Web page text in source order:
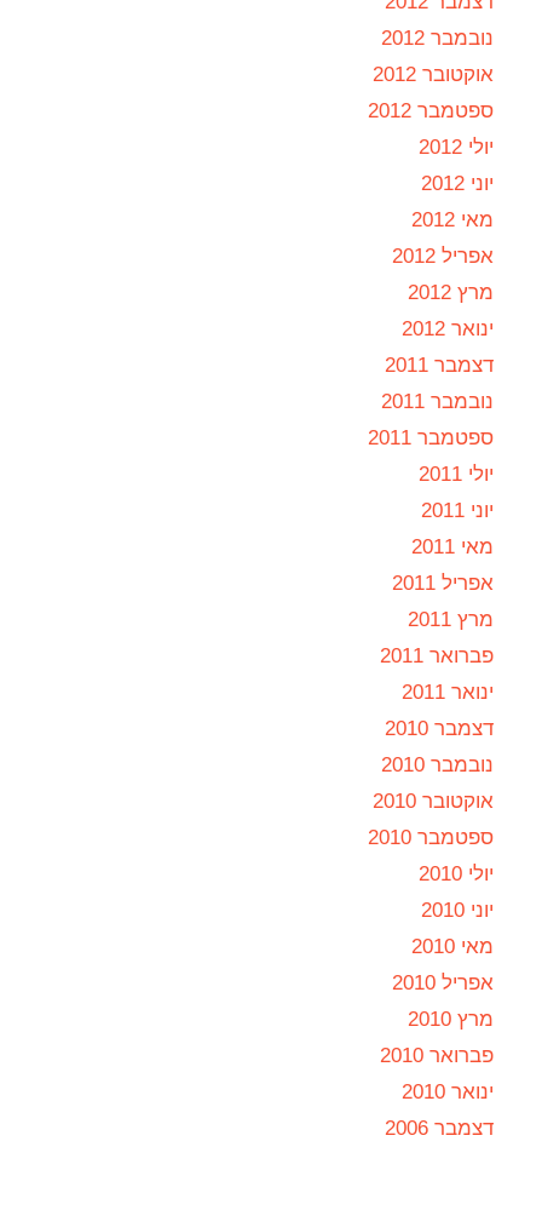
נובמבר 2012
אוקטובר 2012
ספטמבר 2012
יולי 2012
יוני 2012
מאי 2012
אפריל 2012
מרץ 2012
ינואר 2012
דצמבר 2011
נובמבר 2011
ספטמבר 2011
יולי 2011
יוני 2011
מאי 2011
אפריל 2011
מרץ 2011
פברואר 2011
ינואר 2011
דצמבר 2010
נובמבר 2010
אוקטובר 2010
ספטמבר 2010
יולי 2010
יוני 2010
מאי 2010
אפריל 2010
מרץ 2010
פברואר 2010
ינואר 2010
דצמבר 2006